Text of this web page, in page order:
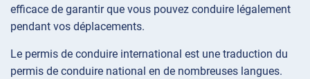
efficace de garantir que vous pouvez conduire légalement
pendant vos déplacements.
Le permis de conduire international est une traduction du
permis de conduire national en de nombreuses langues.